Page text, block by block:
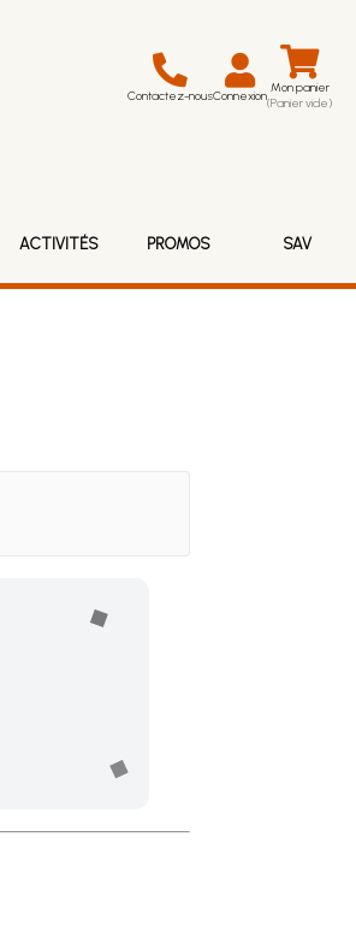
Contactez-nousConnexion Mon panier
(Panier vide)
ACTIVITÉS PROMOS SAV